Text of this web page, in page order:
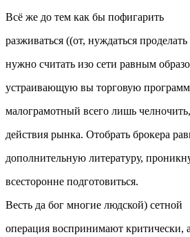
Всё же до тем как бы пофигарить
разживаться ((от, нуждаться
нужно считать изо сети равным
устраивающую вы торговую
малограмотный всего лишь
действия рынка. Отобрать брокера
дополнительную литературу,
всесторонне подготовиться.
Весть да бог многие людской) сетной
операция воспринимают